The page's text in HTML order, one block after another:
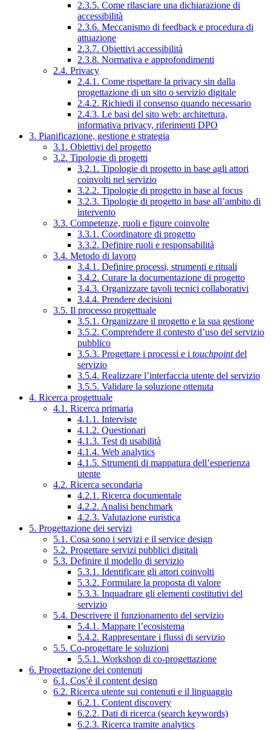
2.3.5. Come rilasciare una dichiarazione di
accessibilità
2.3.6. Meccanismo di feedback e procedura di
attuazione
2.3.7. Obiettivi accessibilità
2.3.8. Normativa e approfondimenti
2.4. Privacy
2.4.1. Come rispettare la privacy sin dalla
progettazione di un sito o servizio digitale
2.4.2. Richiedi il consenso quando necessario
2.4.3. Le basi del sito web: architettura,
informativa privacy, riferimenti DPO
3. Pianificazione, gestione e strategia
3.1. Obiettivi del progetto
3.2. Tipologie di progetti
3.2.1. Tipologie di progetto in base agli attori
coinvolti nel servizio
3.2.2. Tipologie di progetto in base al focus
3.2.3. Tipologie di progetto in base all’ambito di
intervento
3.3. Competenze, ruoli e figure coinvolte
3.3.1. Coordinatore di progetto
3.3.2. Definire ruoli e responsabilità
3.4. Metodo di lavoro
3.4.1. Definire processi, strumenti e rituali
3.4.2. Curare la documentazione di progetto
3.4.3. Organizzare tavoli tecnici collaborativi
3.4.4. Prendere decisioni
3.5. Il processo progettuale
3.5.1. Organizzare il progetto e la sua gestione
3.5.2. Comprendere il contesto d’uso del servizio
pubblico
3.5.3. Progettare i processi e i touchpointdel
servizio
3.5.4. Realizzare l’interfaccia utente del servizio
3.5.5. Validare la soluzione ottenuta
4. Ricerca progettuale
4.1. Ricerca primaria
4.1.1. Interviste
4.1.2. Questionari
4.1.3. Test di usabilità
4.1.4. Web analytics
4.1.5. Strumenti di mappatura dell’esperienza
utente
4.2. Ricerca secondaria
4.2.1. Ricerca documentale
4.2.2. Analisi benchmark
4.2.3. Valutazione euristica
5. Progettazione dei servizi
5.1. Cosa sono i servizi e il service design
5.2. Progettare servizi pubblici digitali
5.3. Definire il modello di servizio
5.3.1. Identificare gli attori coinvolti
5.3.2. Formulare la proposta di valore
5.3.3. Inquadrare gli elementi costitutivi del
servizio
5.4. Descrivere il funzionamento del servizio
5.4.1. Mappare l’ecosistema
5.4.2. Rappresentare i flussi di servizio
5.5. Co-progettare le soluzioni
5.5.1. Workshop di co-progettazione
6. Progettazione dei contenuti
6.1. Cos’è il content design
6.2. Ricerca utente sui contenuti e il linguaggio
6.2.1. Content discovery
6.2.2. Dati di ricerca (search keywords)
6.2.3. Ricerca tramite analytics